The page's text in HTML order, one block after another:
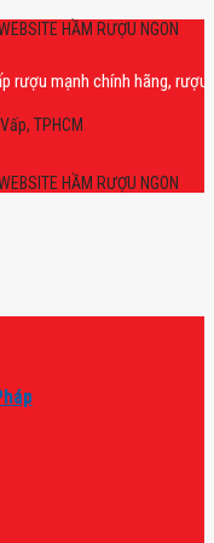
HẦM RƯỢU NGON
mạnh chính hãng, rượu
TPHCM
HẦM RƯỢU NGON